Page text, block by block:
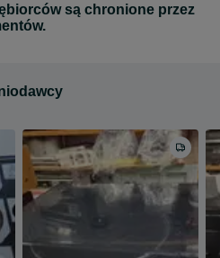
są chronione przez